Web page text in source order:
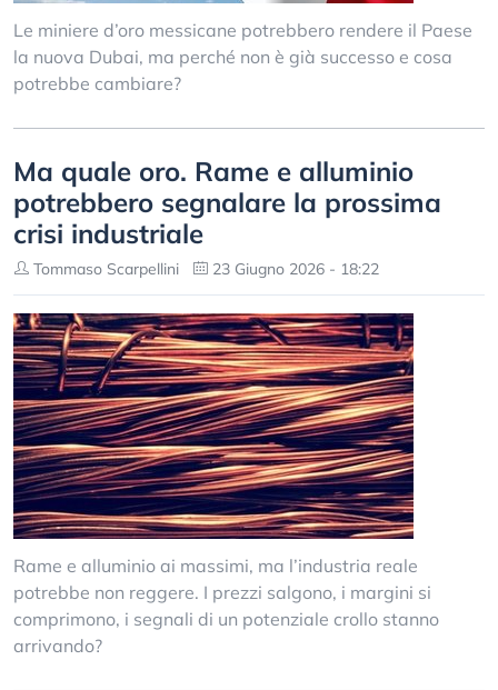
Le miniere d’oro messicane potrebbero rendere il Paese
la nuova Dubai, ma perché non è già successo e cosa
potrebbe cambiare?
Ma quale oro. Rame e alluminio
potrebbero segnalare la prossima
crisi industriale
Tommaso Scarpellini 23 Giugno 2026 - 18:22
Rame e alluminio ai massimi, ma l’industria reale
potrebbe non reggere. I prezzi salgono, i margini si
comprimono, i segnali di un potenziale crollo stanno
arrivando?